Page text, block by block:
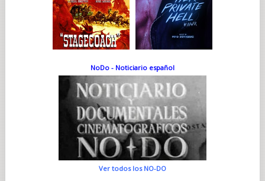
NoDo - Noticiario español
Ver todos los NO-DO